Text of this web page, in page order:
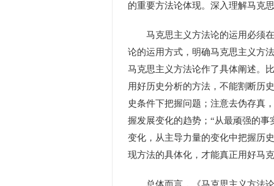
的重要方法论体现。深入理解马克
马克思主义方法论的运用必须在
论的运用方式，明确马克思主义方
马克思主义方法论作了具体阐述。
用好历史分析的方法，不能割断历
史条件下把握问题；注意去伪存真
握发展变化的趋势；“从最顽强的
变化，从主导力量的变化中把握历
现方法的具体化，才能真正用好马